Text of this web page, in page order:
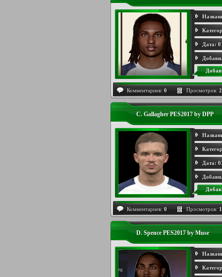
Дата:
Комментариев: 0 Просмотров:
C. Gallagher PES2017 by DPP
Дата:
Комментариев: 0 Просмотров:
D. Spence PES2017 by Muse